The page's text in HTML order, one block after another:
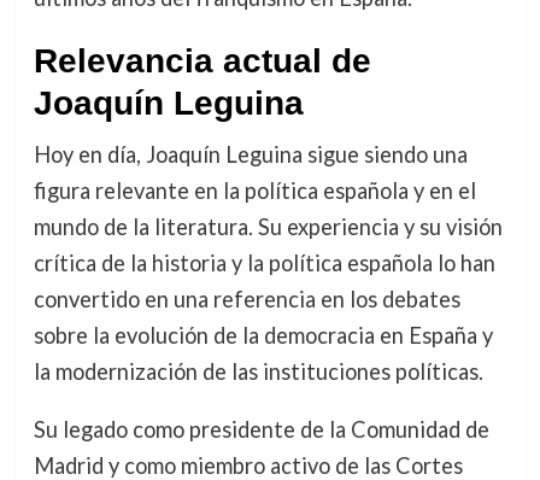
Relevancia actual de
Joaquín Leguina
Hoy en día, Joaquín Leguina sigue siendo una
figura relevante en la política española y en el
mundo de la literatura. Su experiencia y su visión
crítica de la historia y la política española lo han
convertido en una referencia en los debates
sobre la evolución de la democracia en España y
la modernización de las instituciones políticas.
Su legado como presidente de la Comunidad de
Madrid y como miembro activo de las Cortes